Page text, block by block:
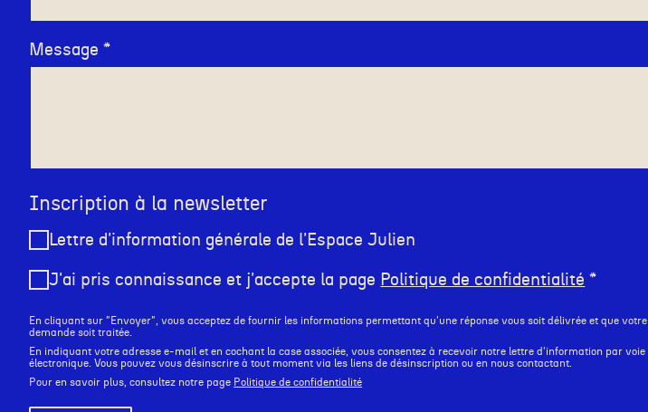
Message
Inscription à la newsletter
Lettre d'information générale de l'Espace Julien
J'ai pris connaissance et j'accepte la page Politique de confidentialité
En cliquant sur "Envoyer", vous acceptez de fournir les informations permettant qu'une réponse vous soit délivrée et que votre
demande soit traitée.
En indiquant votre adresse e-mail et en cochant la case associée, vous consentez à recevoir notre lettre d'information par voie
électronique. Vous pouvez vous désinscrire à tout moment via les liens de désinscription ou en nous contactant.
Pour en savoir plus, consultez notre page Politique de confidentialité